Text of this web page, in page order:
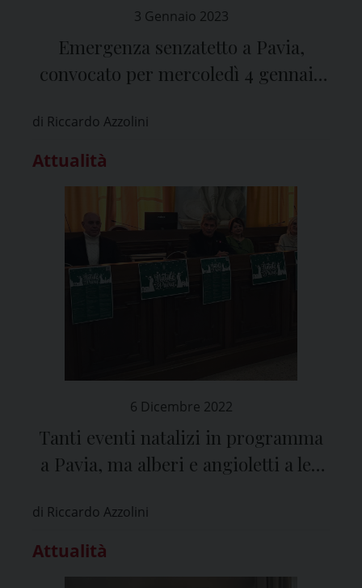
3 Gennaio 2023
Emergenza senzatetto a Pavia,
convocato per mercoledì 4 gennaio
di Riccardo Azzolini
Attualità
6 Dicembre 2022
Tanti eventi natalizi in programma
a Pavia, ma alberi e angioletti a led
di Riccardo Azzolini
Attualità